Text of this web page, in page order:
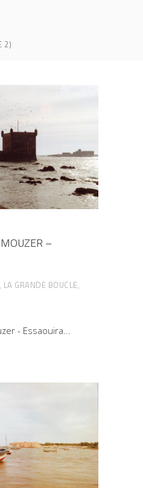
2)
–
, LA GRANDE BOUCLE,
- Essaouira